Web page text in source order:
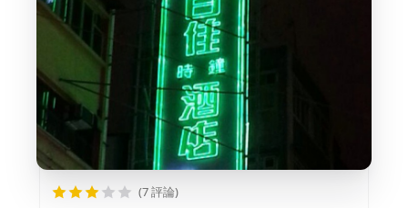
(7 評論)